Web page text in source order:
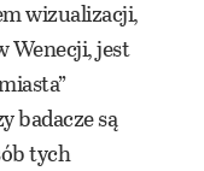
wizualizacji,
Wenecji, jest
badacze są
tych